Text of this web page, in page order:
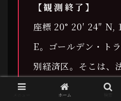
【観測終了】
座標 20° 20′ 24″ N,
E。ゴールデン・ト
別経済区。そこは、
得」が、人権よりも
ホーム